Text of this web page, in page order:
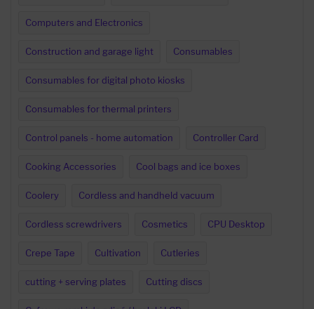
Computers and Electronics
Construction and garage light Consumables
Consumables for digital photo kiosks
Consumables for thermal printers
Control panels - home automation Controller Card
Cooking Accessories Cool bags and ice boxes
Coolery Cordless and handheld vacuum
Cordless screwdrivers Cosmetics CPU Desktop
Crepe Tape Cultivation Cutleries
cutting + serving plates Cutting discs